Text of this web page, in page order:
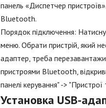
панель «Диспетчер
Bluetooth.
Порядок підключення:
меню. Обрати пристрій, який
адаптер, треба
пристроями Bluetooth,
панелі керування" -> "Пристрої
Установка USB-